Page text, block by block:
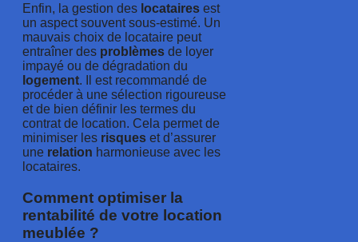
Enfin, la gestion des locataires est
un aspect souvent sous-estimé. Un
mauvais choix de locataire peut
entraîner des problèmes de loyer
impayé ou de dégradation du
logement. Il est recommandé de
procéder à une sélection rigoureuse
et de bien définir les termes du
contrat de location. Cela permet de
minimiser les risques et d’assurer
une relation harmonieuse avec les
locataires.
Comment optimiser la
rentabilité de votre location
meublée ?